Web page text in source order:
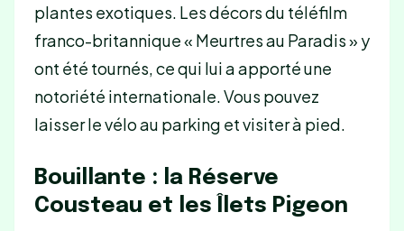
plantes exotiques. Les décors du téléfilm
franco-britannique « Meurtres au Paradis » y
ont été tournés, ce qui lui a apporté une
notoriété internationale. Vous pouvez
laisser le vélo au parking et visiter à pied.
Bouillante : la Réserve
Cousteau et les Îlets Pigeon